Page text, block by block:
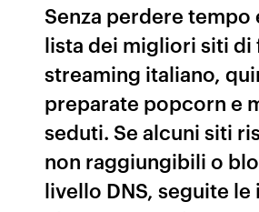
Senza perdere tempo
lista dei migliori siti di
streaming italiano,
preparate popcorn e
seduti. Se alcuni siti
non raggiungibili o
livello DNS, seguite